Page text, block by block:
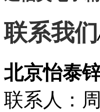
联系我们
北京怡泰
联系人：